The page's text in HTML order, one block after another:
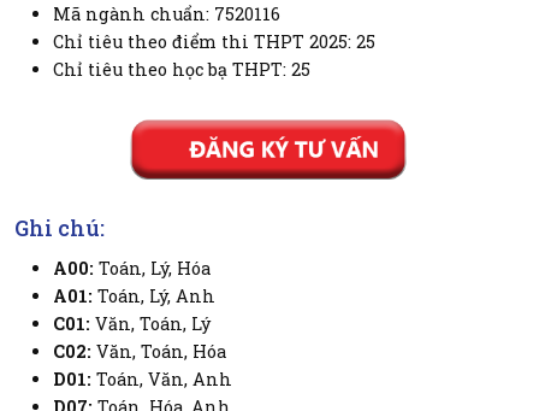
Mã ngành chuẩn: 7520116
Chỉ tiêu theo điểm thi THPT 2025: 25
Chỉ tiêu theo học bạ THPT: 25
Ghi chú:
A00: Toán, Lý, Hóa
A01: Toán, Lý, Anh
C01: Văn, Toán, Lý
C02: Văn, Toán, Hóa
D01: Toán, Văn, Anh
D07: Toán, Hóa, Anh